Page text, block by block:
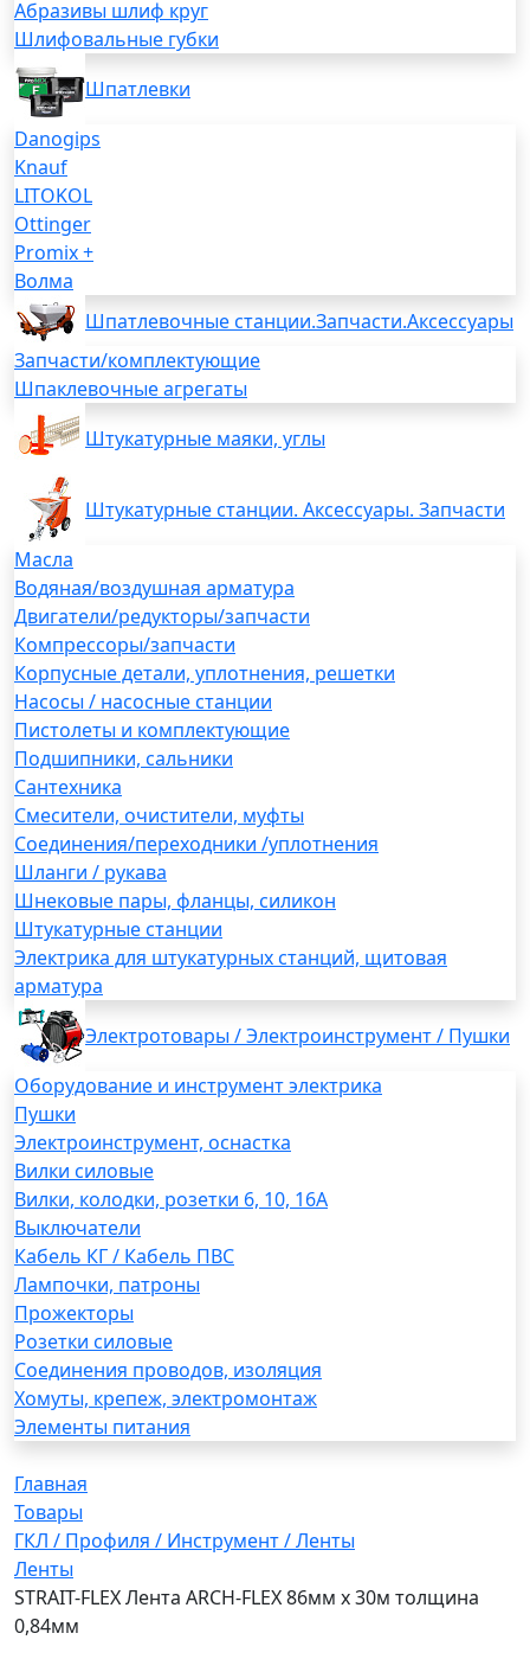
Абразивы шлиф круг
Шлифовальные губки
Шпатлевки
Danogips
Knauf
LITOKOL
Ottinger
Promix +
Волма
Шпатлевочные станции.Запчасти.Аксессуары
Запчасти/комплектующие
Шпаклевочные агрегаты
Штукатурные маяки, углы
Штукатурные станции. Аксессуары. Запчасти
Масла
Водяная/воздушная арматура
Двигатели/редукторы/запчасти
Компрессоры/запчасти
Корпусные детали, уплотнения, решетки
Насосы / насосные станции
Пистолеты и комплектующие
Подшипники, сальники
Сантехника
Смесители, очистители, муфты
Соединения/переходники /уплотнения
Шланги / рукава
Шнековые пары, фланцы, силикон
Штукатурные станции
Электрика для штукатурных станций, щитовая
арматура
Электротовары / Электроинструмент / Пушки
Оборудование и инструмент электрика
Пушки
Электроинструмент, оснастка
Вилки силовые
Вилки, колодки, розетки 6, 10, 16А
Выключатели
Кабель КГ / Кабель ПВС
Лампочки, патроны
Прожекторы
Розетки силовые
Соединения проводов, изоляция
Хомуты, крепеж, электромонтаж
Элементы питания
Главная
Товары
ГКЛ / Профиля / Инструмент / Ленты
Ленты
STRAIT-FLEX Лента ARCH-FLEX 86мм х 30м толщина
0,84мм